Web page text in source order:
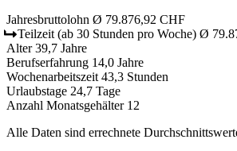
Jahresbruttolohn Ø 79.876,92 CHF
Teilzeit (ab 30 Stunden pro Woche) Ø
Alter 39,7 Jahre
Berufserfahrung 14,0 Jahre
Wochenarbeitszeit 43,3 Stunden
Urlaubstage 24,7 Tage
Anzahl Monatsgehälter 12
Alle Daten sind errechnete